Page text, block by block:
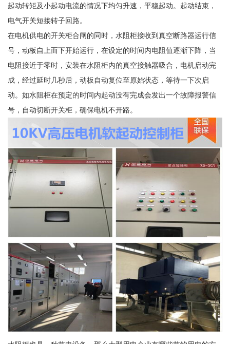
起动转矩及小起动电流的情况下均匀升速，平稳起动。起动结束，
电气开关短接转子回路。
在电机供电的开关柜合闸的同时，水阻柜接收到真空断路器运行信
号，动板自上而下开始运行，在设定的时间内电阻值逐渐下降，当
电阻接近于零时，安装在水阻柜内的真空接触器吸合，电机启动完
成，经过延时几秒后，动板自动复位至原始状态，等待一下次启
动。如水阻柜在预定的时间内起动没有完成会发出一个故障报警信
号，自动切断开关柜，确保电机不开路。